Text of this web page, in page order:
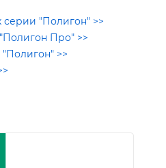
"Полигон" >>
Про" >>
>>